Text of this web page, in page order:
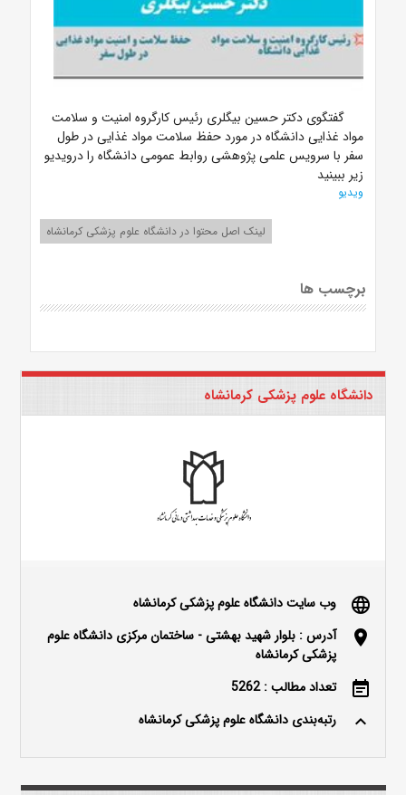
گفتگوی دکتر حسین بیگلری رئیس کارگروه امنیت و سلامت
مواد غذایی دانشگاه در مورد حفظ سلامت مواد غذایی در طول
سفر با سرویس علمی پژوهشی روابط عمومی دانشگاه را درویدیو
زیر ببینید
ویدیو
لینک اصل محتوا در دانشگاه علوم پزشکی کرمانشاه
برچسب ها
دانشگاه علوم پزشکی کرمانشاه
language وب سایت دانشگاه علوم پزشکی کرمانشاه
location_on
آدرس : بلوار شهید بهشتی - ساختمان مرکزی دانشگاه علوم
پزشکی کرمانشاه
event_note تعداد مطالب : 5262
keyboard_arrow_up رتبه‌بندی دانشگاه علوم پزشکی کرمانشاه